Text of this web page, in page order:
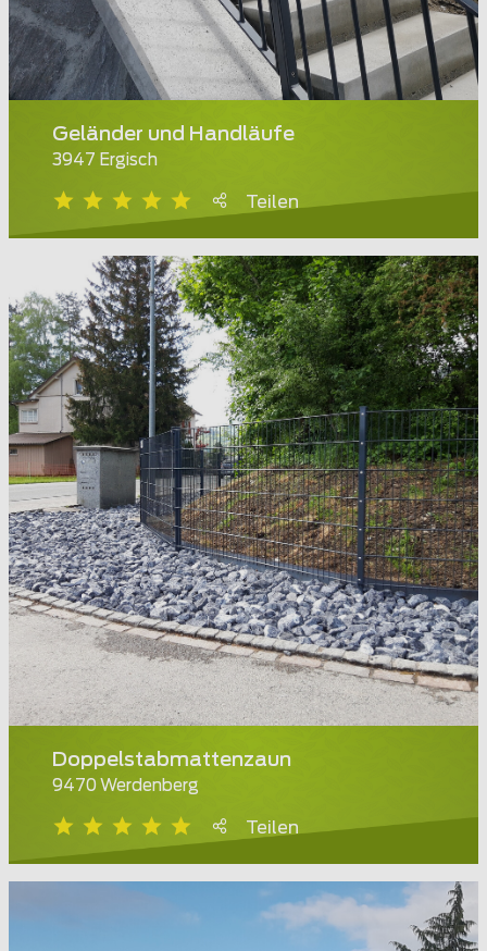
Geländer und Handläufe
3947 Ergisch
Teilen
Doppelstabmattenzaun
9470 Werdenberg
Teilen